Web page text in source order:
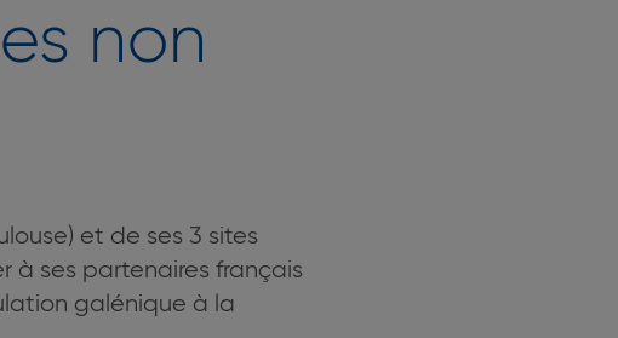
non
et de ses 3 sites
à ses partenaires français
galénique à la